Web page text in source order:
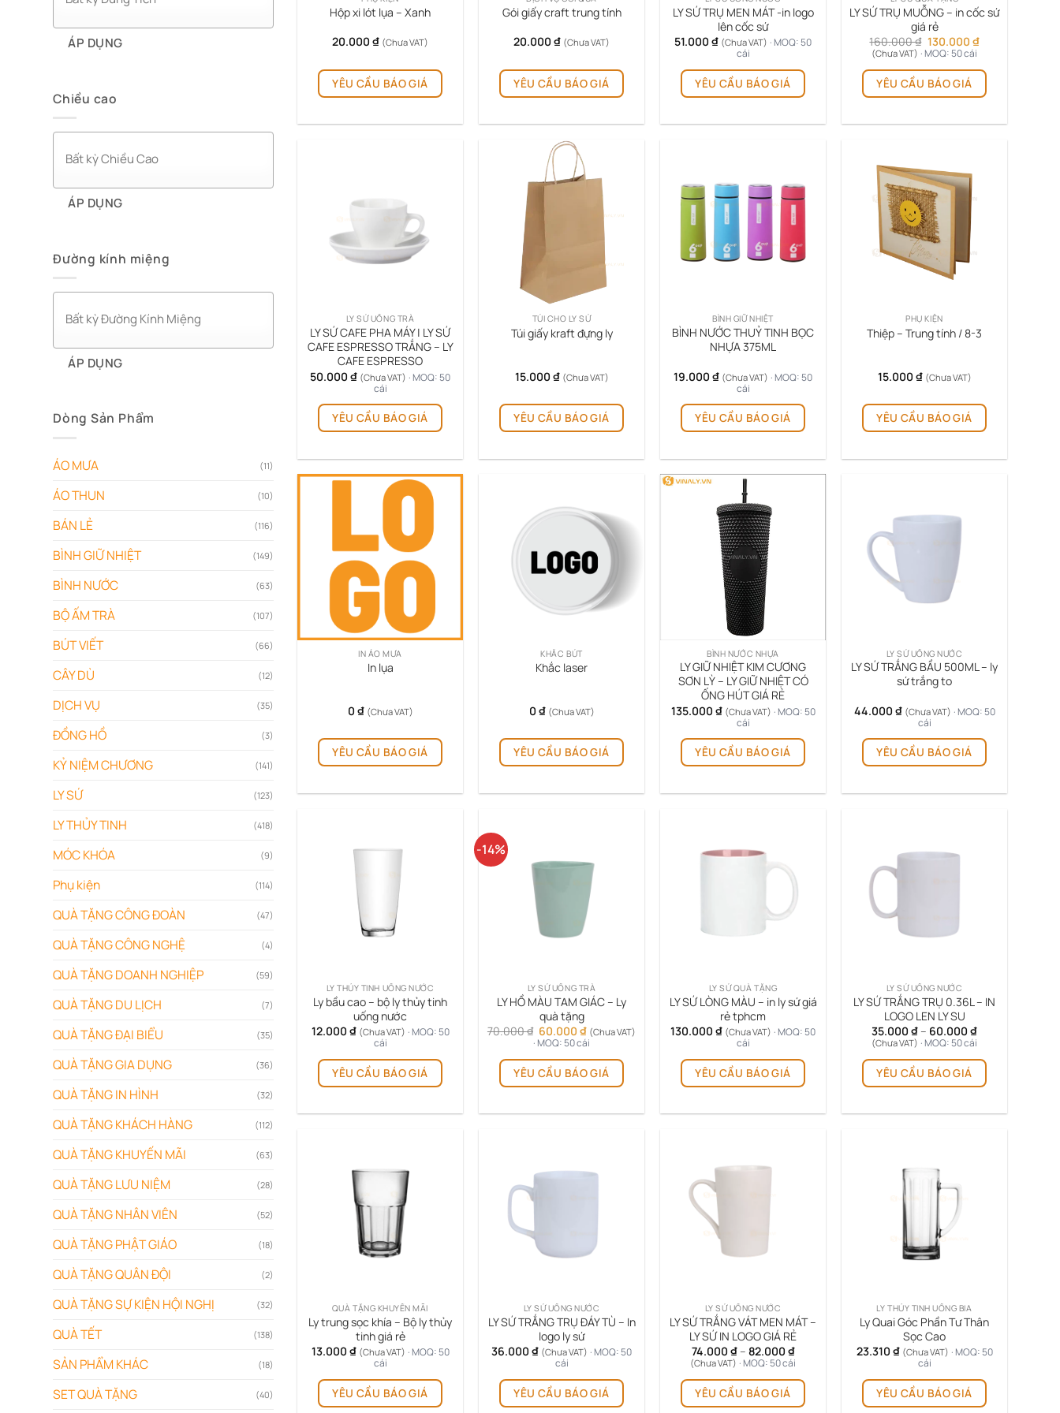
ÁP DỤNG
Chiều cao
ÁP DỤNG
Đường kính miệng
ÁP DỤNG
Dòng Sản Phẩm
ÁO MƯA (11)
ÁO THUN (10)
BÁN LẺ (116)
BÌNH GIỮ NHIỆT (149)
BÌNH NƯỚC (63)
BỘ ẤM TRÀ (107)
BÚT VIẾT (66)
CÂY DÙ (12)
DỊCH VỤ (35)
ĐỒNG HỒ (3)
KỶ NIỆM CHƯƠNG (141)
LY SỨ (123)
LY THỦY TINH (418)
MÓC KHÓA (9)
Phụ kiện (114)
QUÀ TẶNG CÔNG ĐOÀN (47)
QUÀ TẶNG CÔNG NGHỆ (4)
QUÀ TẶNG DOANH NGHIỆP (59)
QUÀ TẶNG DU LỊCH (7)
QUÀ TẶNG ĐẠI BIỂU (35)
QUÀ TẶNG GIA DỤNG (36)
QUÀ TẶNG IN HÌNH (32)
QUÀ TẶNG KHÁCH HÀNG (112)
QUÀ TẶNG KHUYẾN MÃI (63)
QUÀ TẶNG LƯU NIỆM (28)
QUÀ TẶNG NHÂN VIÊN (52)
QUÀ TẶNG PHẬT GIÁO (18)
QUÀ TẶNG QUÂN ĐỘI (2)
QUÀ TẶNG SỰ KIỆN HỘI NGHỊ (32)
QUÀ TẾT (138)
SẢN PHẨM KHÁC (18)
SET QUÀ TẶNG (40)
Hộp xi lót lụa – Xanh
20.000 ₫ (Chưa VAT)
YÊU CẦU BÁO GIÁ
Gói giấy craft trung tính
20.000 ₫ (Chưa VAT)
YÊU CẦU BÁO GIÁ
LY SỨ TRỤ MEN MÁT -in logo
lên cốc sứ
51.000 ₫ (Chưa VAT) · MOQ: 50
cái
YÊU CẦU BÁO GIÁ
LY SỨ TRỤ MUỖNG – in cốc sứ
giá rẻ
160.000₫ Giá
gốc
160.000 ₫.
130.000 ₫Giá
là:
(Chưa VAT) · MOQ: 50 cái
YÊU CẦU BÁO GIÁ
LY SỨ UỐNG TRÀ
LY SỨ CAFE PHA MÁY | LY SỨ
CAFE ESPRESSO TRẮNG – LY
CAFE ESPRESSO
50.000 ₫ (Chưa VAT) · MOQ: 50
cái
YÊU CẦU BÁO GIÁ
TÚI CHO LY SỨ
Túi giấy kraft đựng ly
15.000 ₫ (Chưa VAT)
YÊU CẦU BÁO GIÁ
BÌNH GIỮ NHIỆT
BÌNH NƯỚC THUỶ TINH BỌC
NHỰA 375ML
19.000 ₫ (Chưa VAT) · MOQ: 50
cái
YÊU CẦU BÁO GIÁ
PHỤ KIỆN
Thiệp – Trung tính / 8-3
15.000 ₫ (Chưa VAT)
YÊU CẦU BÁO GIÁ
IN ÁO MƯA
In lụa
0 ₫ (Chưa VAT)
YÊU CẦU BÁO GIÁ
KHẮC BÚT
Khắc laser
0 ₫ (Chưa VAT)
YÊU CẦU BÁO GIÁ
BÌNH NƯỚC NHỰA
LY GIỮ NHIỆT KIM CƯƠNG
SƠN LỲ – LY GIỮ NHIỆT CÓ
ỐNG HÚT GIÁ RẺ
135.000 ₫ (Chưa VAT) · MOQ: 50
cái
YÊU CẦU BÁO GIÁ
LY SỨ UỐNG NƯỚC
LY SỨ TRẮNG BẦU 500ML – ly
sứ trắng to
44.000 ₫ (Chưa VAT) · MOQ: 50
cái
YÊU CẦU BÁO GIÁ
LY THỦY TINH UỐNG NƯỚC
Ly bầu cao – bộ ly thủy tinh
uống nước
12.000 ₫ (Chưa VAT) · MOQ: 50
cái
YÊU CẦU BÁO GIÁ
-14%
LY SỨ UỐNG TRÀ
LY HỒ MÀU TAM GIÁC – Ly
quà tặng
70.000₫ Giá
gốc
70.000 ₫.
60.000₫Giá
hiện
là:
60.000 ₫.
(Chưa VAT)
· MOQ: 50 cái
YÊU CẦU BÁO GIÁ
trang
phẩm
LY SỨ QUÀ TẶNG
LY SỨ LÒNG MÀU – in ly sứ giá
rẻ tphcm
130.000 ₫ (Chưa VAT) · MOQ: 50
cái
YÊU CẦU BÁO GIÁ
trang
LY SỨ UỐNG NƯỚC
LY SỨ TRẮNG TRỤ 0.36L – IN
LOGO LEN LY SU
35.000 ₫ – 60.000 ₫Khoảng
35.000 ₫
60.000 ₫
(Chưa VAT) · MOQ: 50 cái
YÊU CẦU BÁO GIÁ
phẩm
QUÀ TẶNG KHUYẾN MÃI
Ly trung sọc khía – Bộ ly thủy
tinh giá rẻ
13.000 ₫ (Chưa VAT) · MOQ: 50
cái
YÊU CẦU BÁO GIÁ
LY SỨ UỐNG NƯỚC
LY SỨ TRẮNG TRỤ ĐÁY TÙ – In
logo ly sứ
36.000 ₫ (Chưa VAT) · MOQ: 50
cái
YÊU CẦU BÁO GIÁ
LY SỨ UỐNG NƯỚC
LY SỨ TRẮNG VÁT MEN MÁT –
LY SỨ IN LOGO GIÁ RẺ
74.000 ₫ – 82.000 ₫Khoảng
giá:
74.000 ₫
82.000 ₫
(Chưa VAT) · MOQ: 50 cái
YÊU CẦU BÁO GIÁ
LY THỦY TINH UỐNG BIA
Ly Quai Góc Phần Tư Thân
Sọc Cao
23.310 ₫ (Chưa VAT) · MOQ: 50
cái
YÊU CẦU BÁO GIÁ